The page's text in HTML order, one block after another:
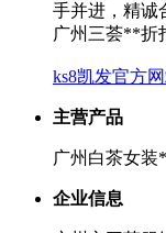
手并进，精诚
广州三荟**折
ks8凯发官方
主营产品
广州白茶女
企业信息